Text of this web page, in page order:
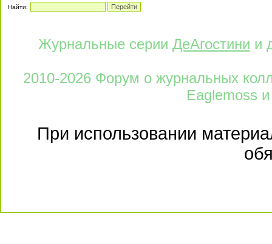
Найти:
Журнальные серии ДеАгостини и
2010-2026 Форум о журнальных
Eaglemoss и
При использовании